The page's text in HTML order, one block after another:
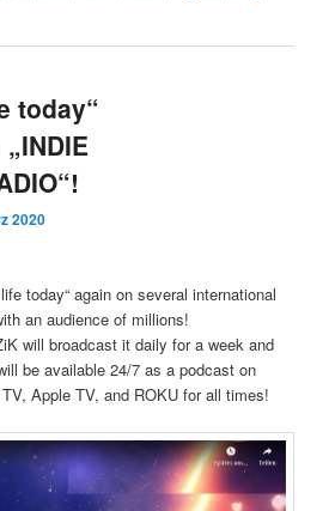
today“
2020
today“ again on several international
an audience of millions!
will broadcast it daily for a week and
be available 24/7 as a podcast on
Apple TV, and ROKU for all times!